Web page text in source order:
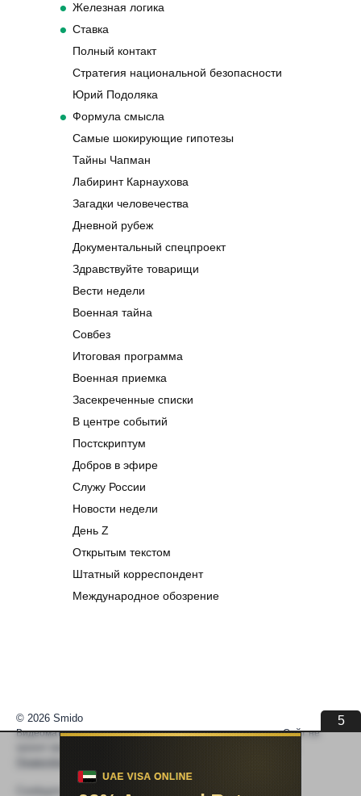
Железная логика
Ставка
Полный контакт
Стратегия национальной безопасности
Юрий Подоляка
Формула смысла
Самые шокирующие гипотезы
Тайны Чапман
Лабиринт Карнаухова
Загадки человечества
Дневной рубеж
Документальный спецпроект
Здравствуйте товарищи
Вести недели
Военная тайна
Совбез
Итоговая программа
Военная приемка
Засекреченные списки
В центре событий
Постскриптум
Добров в эфире
Служу России
Новости недели
День Z
Открытым текстом
Штатный корреспондент
Международное обозрение
5
© 2026 Smido
Видеоматериалы встраиваются из открытых источников. Сайт не
Видео не работает